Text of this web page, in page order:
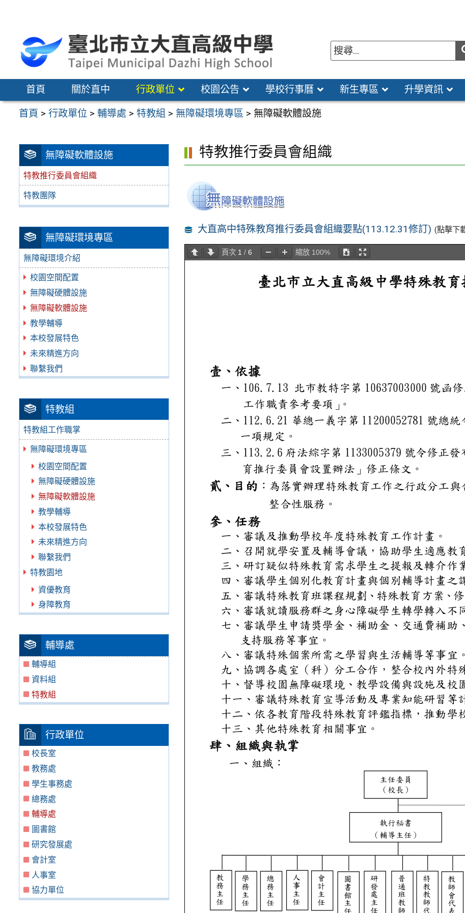
區
首頁 關於直中 行政單位 校園公告 學校行事曆 新生專區 升學資訊
首頁 >行政單位 >輔導處 >特教組 > 無障礙環境專區 > 無障礙軟體設施
無障礙軟體設施
特教推行委員會組織
特教團隊
無障礙環境專區
無障礙環境介紹
校園空間配置
無障礙硬體設施
無障礙軟體設施
教學輔導
本校發展特色
未來精進方向
聯繫我們
特教組
特教組工作職掌
無障礙環境專區
校園空間配置
無障礙硬體設施
無障礙軟體設施
教學輔導
本校發展特色
未來精進方向
聯繫我們
特教園地
資優教育
身障教育
輔導處
輔導組
資料組
特教組
行政單位
校長室
教務處
學生事務處
總務處
輔導處
圖書館
研究發展處
會計室
人事室
協力單位
特教推行委員會組織
大直高中特殊教育推行委員會組織要點(113.12.31修訂) (點擊下
頁次 1 /6 縮放 100%